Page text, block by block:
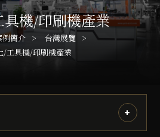
具機/印刷機產業
例簡介
台灣展覽
/工具機/印刷機產業